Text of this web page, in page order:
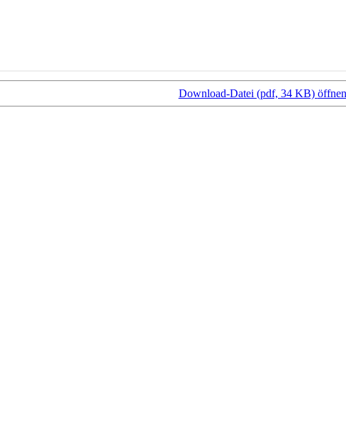
Download-Datei (pdf, 34 KB)